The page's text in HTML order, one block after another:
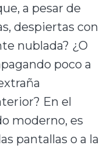
a pesar de
despiertas con
nublada? ¿O
poco a
En el
moderno, es
pantallas o a la